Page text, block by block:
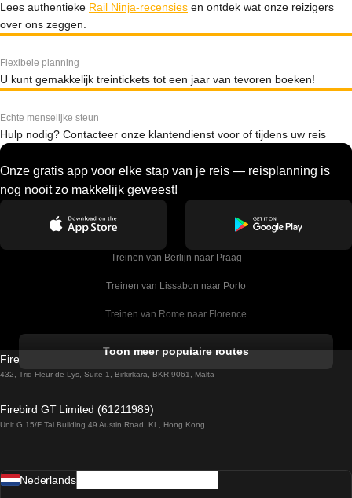
Lees authentieke Rail Ninja-recensies en ontdek wat onze reizigers
over ons zeggen.
Flexibele planning
U kunt gemakkelijk treintickets tot een jaar van tevoren boeken!
Echte menselijke steun
Hulp nodig? Contacteer onze klantendienst voor of tijdens uw reis
Onze gratis app voor elke stap van je reis — reisplanning is
nog nooit zo makkelijk geweest!
Treinen van Berlijn naar Praag
Treinen van Lissabon naar Porto
Treinen van Rome naar Florence
Treinen van Sevilla naar Barcelona
Treinen van Praag naar Wenen
Toon meer populaire routes
Firebird GT Limited (OC 1451)
432, Triq Fleur de Lys, Suite 1, Birkirkara, BKR 9061, Malta
Firebird GT Limited (61211989)
Unit G 15/F Tal Building 49 Austin Road, KL, Hong Kong
Nederlands